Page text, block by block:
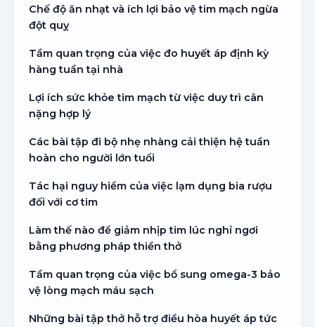
Chế độ ăn nhạt và ích lợi bảo vệ tim mạch ngừa
đột quỵ
Tầm quan trọng của việc đo huyết áp định kỳ
hàng tuần tại nhà
Lợi ích sức khỏe tim mạch từ việc duy trì cân
nặng hợp lý
Các bài tập đi bộ nhẹ nhàng cải thiện hệ tuần
hoàn cho người lớn tuổi
Tác hại nguy hiểm của việc lạm dụng bia rượu
đối với cơ tim
Làm thế nào để giảm nhịp tim lúc nghỉ ngơi
bằng phương pháp thiền thở
Tầm quan trọng của việc bổ sung omega-3 bảo
vệ lòng mạch máu sạch
Những bài tập thở hỗ trợ điều hòa huyết áp tức